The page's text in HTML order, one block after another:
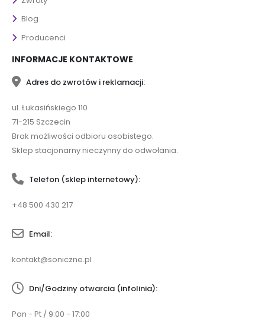
Blog
Producenci
INFORMACJE KONTAKTOWE
Adres do zwrotów i reklamacji:
ul. Łukasińskiego 110
71-215 Szczecin
Brak możliwości odbioru osobistego.
Sklep stacjonarny nieczynny do odwołania.
Telefon (sklep internetowy):
+48 500 430 217
Email:
kontakt@soniczne.pl
Dni/Godziny otwarcia (infolinia):
Pon - Pt / 9:00 - 17:00